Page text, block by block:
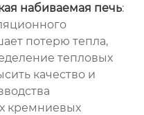
набиваемая печь:
потерю тепла,
тепловых
качество и
кремниевых